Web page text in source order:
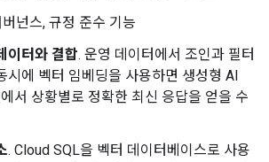
넌스, 규정 준수 기능
이터와 결합. 운영 데이터에서 조인과 필터
시에 벡터 임베딩을 사용하면 생성형 AI
서 상황별로 정확한 최신 응답을 얻을 수
. Cloud SQL을 벡터 데이터베이스로 사용